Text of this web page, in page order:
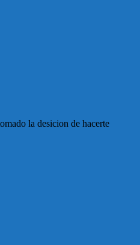
la desicion de hacerte